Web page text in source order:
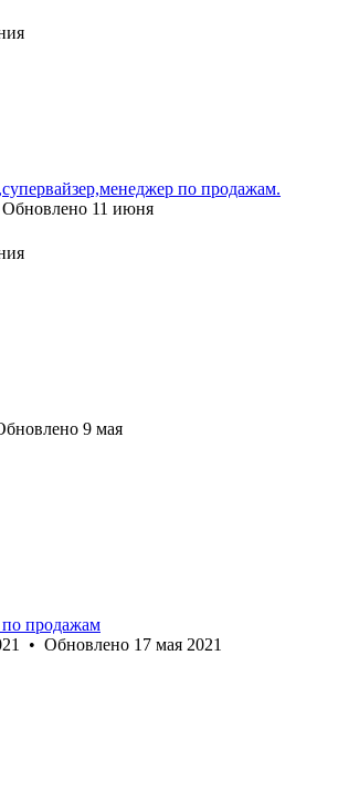
по продажам.
Обновлено 11 июня
9 мая
продажам
• Обновлено 17 мая 2021